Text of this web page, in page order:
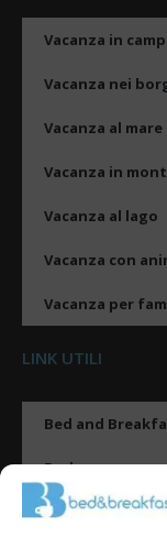
Vacanza in
Vacanza nei
Vacanza al mare
Vacanza in
Vacanza al lago
Vacanza con
Vacanza per
LINK UTILI
Bed and
Esplora
Tipologie di